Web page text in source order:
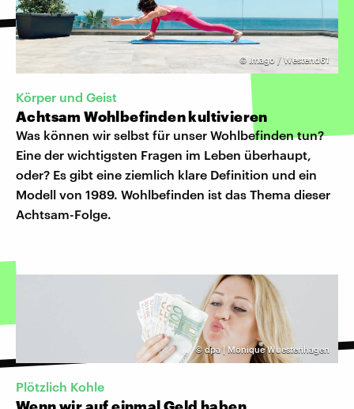
©Imago / Westend61
Körper und Geist
Achtsam Wohlbefinden kultivieren
Was können wir selbst für unser Wohlbefinden tun?
Eine der wichtigsten Fragen im Leben überhaupt,
oder? Es gibt eine ziemlich klare Definition und ein
Modell von 1989. Wohlbefinden ist das Thema dieser
Achtsam-Folge.
©dpa | Monique Wuestenhagen
Plötzlich Kohle